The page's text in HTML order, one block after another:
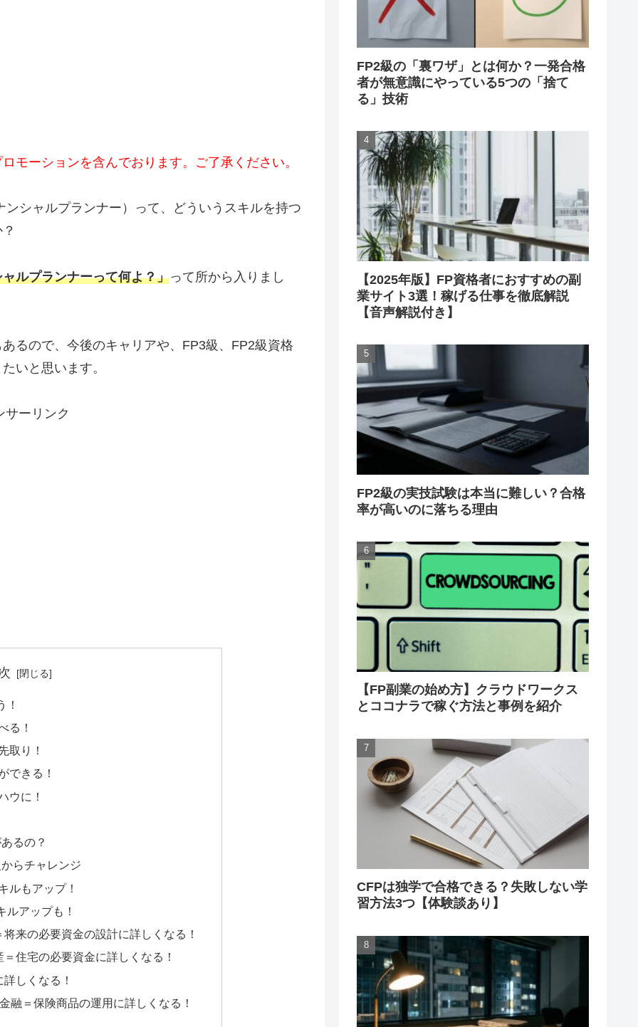
モーションを含んでおります。ご了承ください。
シャルプランナー）って、どういうスキルを持つ
ルプランナーって何よ？」って所から入りまし
るので、今後のキャリアや、FP3級、FP2級資格
いと思います。
サーリンク
！
る！
取り！
できる！
ウに！
るの？
らチャレンジ
ルもアップ！
ルアップも！
来の必要資金の設計に詳しくなる！
住宅の必要資金に詳しくなる！
しくなる！
融＝保険商品の運用に詳しくなる！
FP2級の「裏ワザ」とは何か？一発合格
者が無意識にやっている5つの「捨て
る」技術
【2025年版】FP資格者におすすめの副
業サイト3選！稼げる仕事を徹底解説
【音声解説付き】
FP2級の実技試験は本当に難しい？合格
率が高いのに落ちる理由
【FP副業の始め方】クラウドワークス
とココナラで稼ぐ方法と事例を紹介
CFPは独学で合格できる？失敗しない学
習方法3つ【体験談あり】